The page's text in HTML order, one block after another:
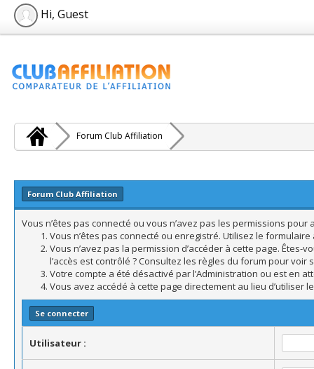
Hi, Guest
Forum Club Affiliation
Forum Club Affiliation
Vous n’êtes pas connecté ou vous n’avez pas les permissions
Vous n’êtes pas connecté ou enregistré. Utilisez le
Vous n’avez pas la permission d’accéder à cette page. Êtes-
l’accès est contrôlé ? Consultez les règles du forum pour
Votre compte a été désactivé par l’Administration ou est en
Vous avez accédé à cette page directement au lieu d’utiliser
Se connecter
Utilisateur :